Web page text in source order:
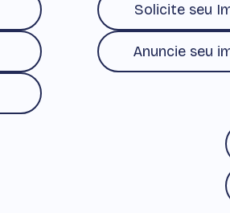
Solicite seu
Anuncie seu